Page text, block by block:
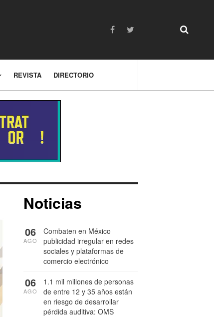
REVISTA DIRECTORIO
Noticias
Combaten en México
publicidad irregular en redes
sociales y plataformas de
comercio electrónico
06
AGO
1.1 mil millones de personas
de entre 12 y 35 años están
en riesgo de desarrollar
pérdida auditiva: OMS
06
AGO